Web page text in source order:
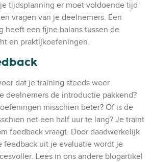
tijdsplanning er moet voldoende tijd
vragen van je deelnemers. Een
heeft een fijne balans tussen de
en praktijkoefeningen.
dat je training steeds weer
deelnemers de introductie pakkend?
misschien beter? Of is de
net een half uur te lang? Je traint
feedback vraagt. Door daadwerkelijk
feedback uit je evaluatie wordt je
Lees in ons andere blogartikel